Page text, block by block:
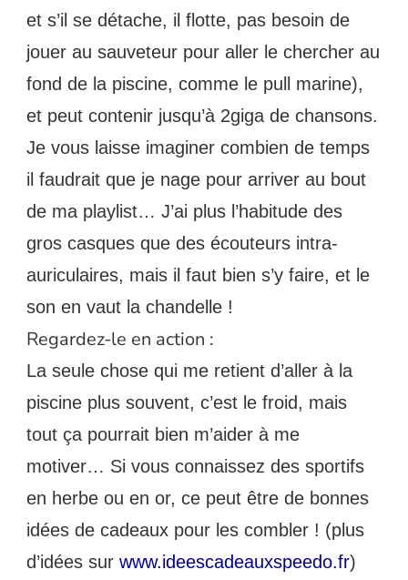
et s’il se détache, il flotte, pas besoin de
jouer au sauveteur pour aller le chercher au
fond de la piscine, comme le pull marine),
et peut contenir jusqu’à 2giga de chansons.
Je vous laisse imaginer combien de temps
il faudrait que je nage pour arriver au bout
de ma playlist… J’ai plus l’habitude des
gros casques que des écouteurs intra-
auriculaires, mais il faut bien s’y faire, et le
son en vaut la chandelle !
Regardez-le en action :
La seule chose qui me retient d’aller à la
piscine plus souvent, c’est le froid, mais
tout ça pourrait bien m’aider à me
motiver… Si vous connaissez des sportifs
en herbe ou en or, ce peut être de bonnes
idées de cadeaux pour les combler ! (plus
d’idées sur www.ideescadeauxspeedo.fr)